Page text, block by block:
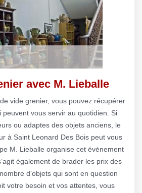
avec M. Lieballe
vide grenier, vous pouvez récupérer
peuvent vous servir au quotidien. Si
ou adaptes des objets anciens, le
à Saint Leonard Des Bois peut vous
M. Lieballe organise cet évènement
également de brader les prix des
d’objets qui sont en question
votre besoin et vos attentes, vous